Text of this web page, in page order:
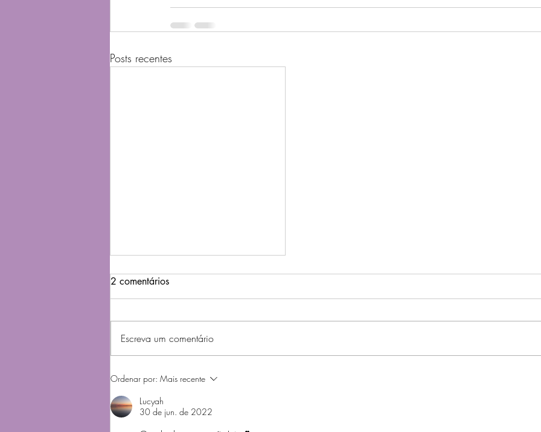
Posts recentes
2 comentários
Escreva um comentário
Ordenar por: Mais recente
Lucyah
30 de jun. de 2022